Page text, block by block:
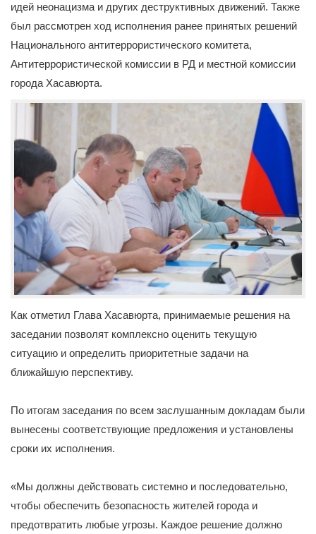
идей неонацизма и других деструктивных движений. Также
был рассмотрен ход исполнения ранее принятых решений
Национального антитеррористического комитета,
Антитеррористической комиссии в РД и местной комиссии
города Хасавюрта.
Как отметил Глава Хасавюрта, принимаемые решения на
заседании позволят комплексно оценить текущую
ситуацию и определить приоритетные задачи на
ближайшую перспективу.
По итогам заседания по всем заслушанным докладам были
вынесены соответствующие предложения и установлены
сроки их исполнения.
«Мы должны действовать системно и последовательно,
чтобы обеспечить безопасность жителей города и
предотвратить любые угрозы. Каждое решение должно